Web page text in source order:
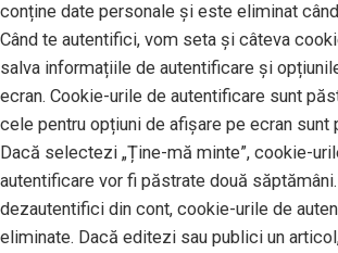
conține date personale și este eliminat
Când te autentifici, vom seta și câteva
salva informațiile de autentificare și
ecran. Cookie-urile de autentificare sunt
cele pentru opțiuni de afișare pe ecran sunt
Dacă selectezi „Ține-mă minte”, cookie-
autentificare vor fi păstrate două
dezautentifici din cont, cookie-urile de
eliminate. Dacă editezi sau publici un